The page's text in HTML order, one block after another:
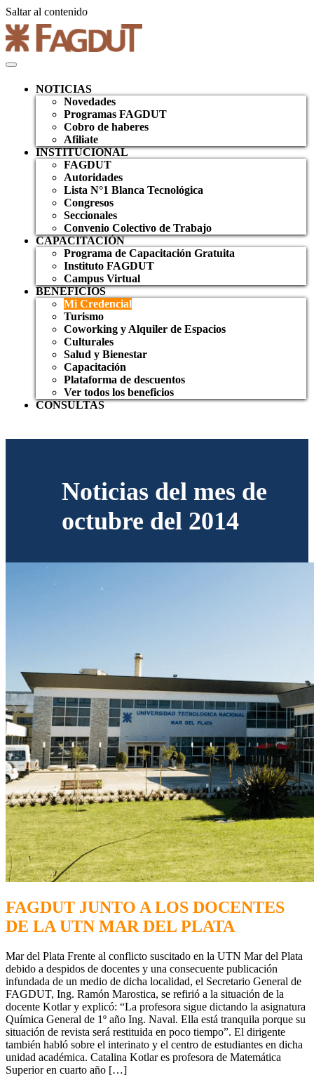
Saltar al contenido
NOTICIAS
Novedades
Programas FAGDUT
Cobro de haberes
Afiliate
INSTITUCIONAL
FAGDUT
Autoridades
Lista N°1 Blanca Tecnológica
Congresos
Seccionales
Convenio Colectivo de Trabajo
CAPACITACIÓN
Programa de Capacitación Gratuita
Instituto FAGDUT
Campus Virtual
BENEFICIOS
Mi Credencial
Turismo
Coworking y Alquiler de Espacios
Culturales
Salud y Bienestar
Capacitación
Plataforma de descuentos
Ver todos los beneficios
CONSULTAS
Noticias del mes de
octubre del 2014
FAGDUT JUNTO A LOS DOCENTES
DE LA UTN MAR DEL PLATA
Mar del Plata Frente al conflicto suscitado en la UTN Mar del Plata
debido a despidos de docentes y una consecuente publicación
infundada de un medio de dicha localidad, el Secretario General de
FAGDUT, Ing. Ramón Marostica, se refirió a la situación de la
docente Kotlar y explicó: “La profesora sigue dictando la asignatura
Química General de 1º año Ing. Naval. Ella está tranquila porque su
situación de revista será restituida en poco tiempo”. El dirigente
también habló sobre el interinato y el centro de estudiantes en dicha
unidad académica. Catalina Kotlar es profesora de Matemática
Superior en cuarto año […]